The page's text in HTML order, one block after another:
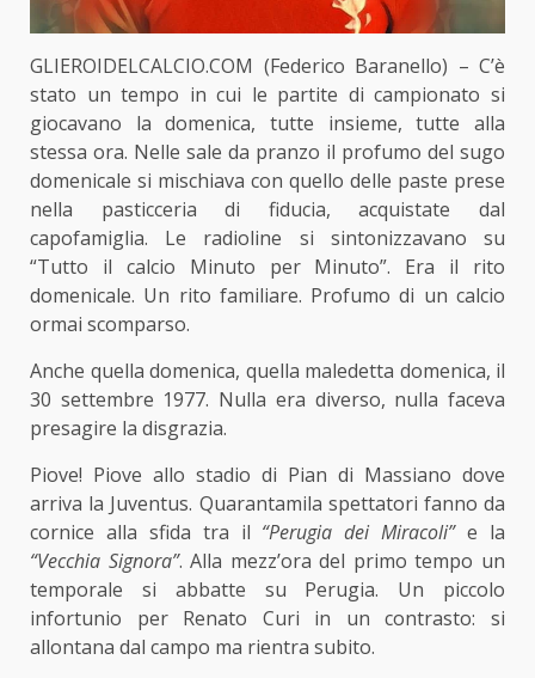
GLIEROIDELCALCIO.COM (Federico Baranello) – C’è
stato un tempo in cui le partite di campionato si
giocavano la domenica, tutte insieme, tutte alla
stessa ora. Nelle sale da pranzo il profumo del sugo
domenicale si mischiava con quello delle paste prese
nella pasticceria di fiducia, acquistate dal
capofamiglia. Le radioline si sintonizzavano su
“Tutto il calcio Minuto per Minuto”. Era il rito
domenicale. Un rito familiare. Profumo di un calcio
ormai scomparso.
Anche quella domenica, quella maledetta domenica, il
30 settembre 1977. Nulla era diverso, nulla faceva
presagire la disgrazia.
Piove! Piove allo stadio di Pian di Massiano dove
arriva la Juventus. Quarantamila spettatori fanno da
cornice alla sfida tra il “Perugia dei Miracoli”e la
“Vecchia Signora”. Alla mezz’ora del primo tempo un
temporale si abbatte su Perugia. Un piccolo
infortunio per Renato Curi in un contrasto: si
allontana dal campo ma rientra subito.